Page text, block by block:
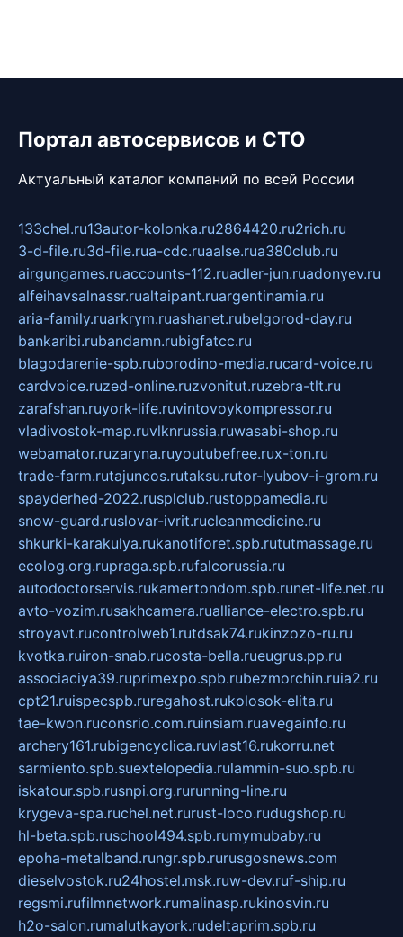
Портал автосервисов и СТО
Актуальный каталог компаний по всей России
133chel.ru13autor-kolonka.ru2864420.ru2rich.ru
3-d-file.ru3d-file.rua-cdc.ruaalse.rua380club.ru
airgungames.ruaccounts-112.ruadler-jun.ruadonyev.ru
alfeihavsalnassr.rualtaipant.ruargentinamia.ru
aria-family.ruarkrym.ruashanet.rubelgorod-day.ru
bankaribi.rubandamn.rubigfatcc.ru
blagodarenie-spb.ruborodino-media.rucard-voice.ru
cardvoice.ruzed-online.ruzvonitut.ruzebra-tlt.ru
zarafshan.ruyork-life.ruvintovoykompressor.ru
vladivostok-map.ruvlknrussia.ruwasabi-shop.ru
webamator.ruzaryna.ruyoutubefree.rux-ton.ru
trade-farm.rutajuncos.rutaksu.rutor-lyubov-i-grom.ru
spayderhed-2022.rusplclub.rustoppamedia.ru
snow-guard.ruslovar-ivrit.rucleanmedicine.ru
shkurki-karakulya.rukanotiforet.spb.rututmassage.ru
ecolog.org.rupraga.spb.rufalcorussia.ru
autodoctorservis.rukamertondom.spb.runet-life.net.ru
avto-vozim.rusakhcamera.rualliance-electro.spb.ru
stroyavt.rucontrolweb1.rutdsak74.rukinzozo-ru.ru
kvotka.ruiron-snab.rucosta-bella.rueugrus.pp.ru
associaciya39.ruprimexpo.spb.rubezmorchin.ruia2.ru
cpt21.ruispecspb.ruregahost.rukolosok-elita.ru
tae-kwon.ruconsrio.com.ruinsiam.ruavegainfo.ru
archery161.rubigencyclica.ruvlast16.rukorru.net
sarmiento.spb.suextelopedia.rulammin-suo.spb.ru
iskatour.spb.rusnpi.org.rurunning-line.ru
krygeva-spa.ruchel.net.rurust-loco.rudugshop.ru
hl-beta.spb.ruschool494.spb.rumymubaby.ru
epoha-metalband.rungr.spb.rurusgosnews.com
dieselvostok.ru24hostel.msk.ruw-dev.ruf-ship.ru
regsmi.rufilmnetwork.rumalinasp.rukinosvin.ru
h2o-salon.rumalutkayork.rudeltaprim.spb.ru